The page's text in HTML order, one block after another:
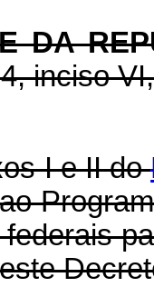
DA
inciso
I e II do